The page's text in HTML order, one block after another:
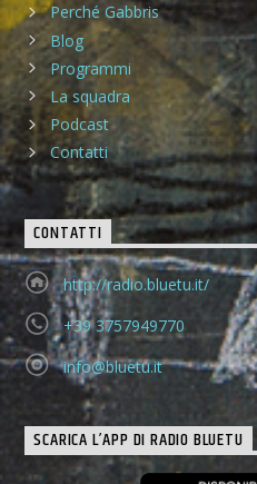
Perché Gabbris
Blog
Programmi
La squadra
Podcast
Contatti
CONTATTI
http://radio.bluetu.it/
+39 3757949770
info@bluetu.it
SCARICA L’APP DI RADIO BLUETU